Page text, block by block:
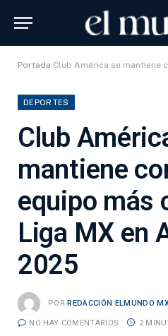
Portada Club América se mantiene como el
DEPORTES
Club
mantiene
equipo más
Liga MX en
2025
POR REDACCIÓN ELMUNDO
NO HAY COMENTARIOS 2